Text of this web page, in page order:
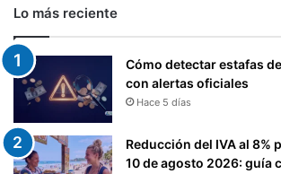
Lo más reciente
Cómo detectar estafas
con alertas oficiales
Hace 5 días
Reducción del IVA al 8%
10 de agosto 2026: guía